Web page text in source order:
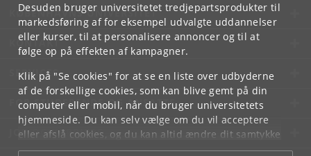
Desuden bruger universitetet tredjepartsprodukter til
markedsføring af for eksempel udvalgte uddannelser
eller kurser, til at personalisere annoncer og til at
følge op på effekten af kampagner.
Klik på "Se cookies" for at se en liste over udbyderne
af de forskellige cookies, som kan blive gemt på din
computer eller mobil, når du bruger universitetets
hjemmeside. Du kan selv vælge om du vil acceptere
eller afslå cookies, og du kan altid ændre dit samtykke
underCookie- og privatlivspolitiksom du finder i
KØBENHAVNS UNIVERSITET
KONTAKT
SERVICES
FOR STUDERENDE OG ANSATTE
JOB OG KARRIERE